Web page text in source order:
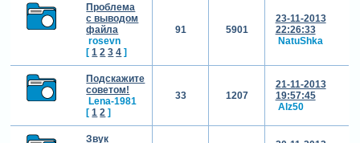
Проблема
с выводом
файла
rosevn
[ 1 2 3 4 ]
91 5901
23-11-2013
22:26:33
NatuShka
Подскажите
советом!
Lena-1981
[ 1 2 ]
33 1207
21-11-2013
19:57:45
Alz50
Звук